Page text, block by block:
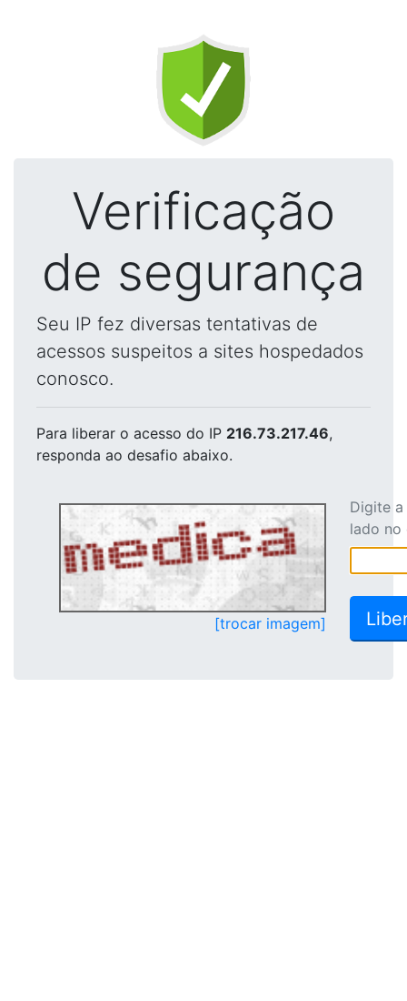
Verificação
de segurança
Seu IP fez diversas tentativas de
acessos suspeitos a sites hospedados
conosco.
Para liberar o acesso do IP 216.73.217.46,
responda ao desafio abaixo.
[trocar imagem]
Digite
lado no